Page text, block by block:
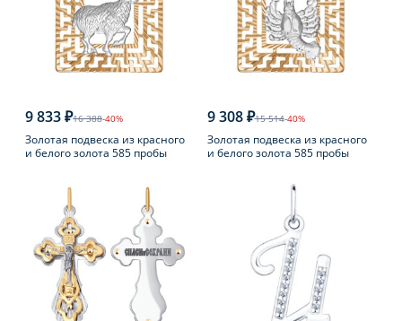
9 833 ₽16 388-40%
Золотая подвеска из красного
и белого золота 585 пробы
9 308 ₽15 514-40%
Золотая подвеска из красного
и белого золота 585 пробы